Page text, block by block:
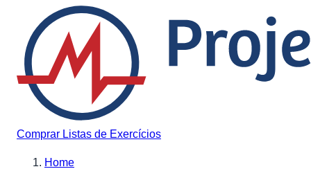
Pular para o conteúdo
Comprar Listas de Exercícios
Home